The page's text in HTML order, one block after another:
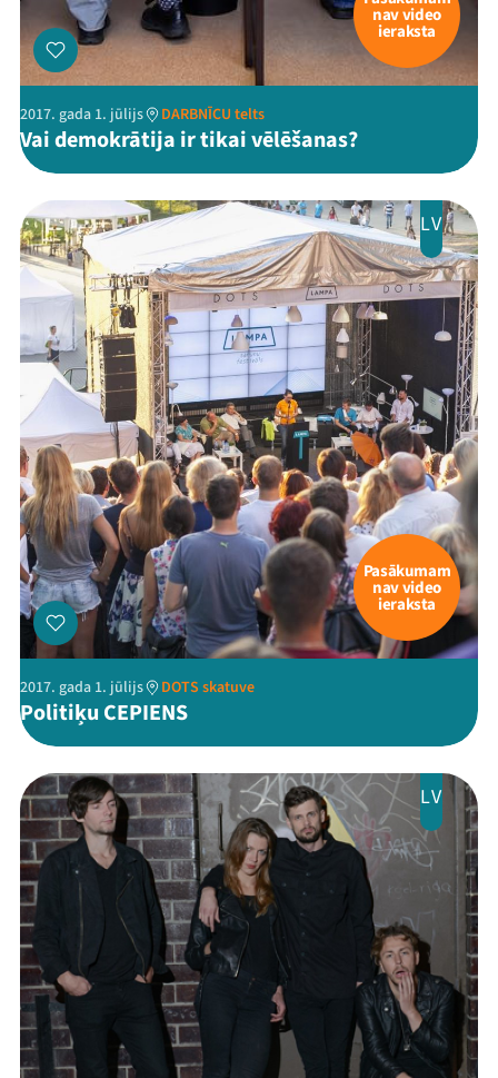
Mana programma
Festivāls
Programma
Arhīvs
Viņi bija LAMPĀ 2026
Jaunumi
nav video
ieraksta
2017. gada 1. jūlijs DARBNĪCU telts
Vai demokrātija ir tikai vēlēšanas?
LV
Pasākumam
nav video
ieraksta
2017. gada 1. jūlijs DOTS skatuve
Politiķu CEPIENS
LV